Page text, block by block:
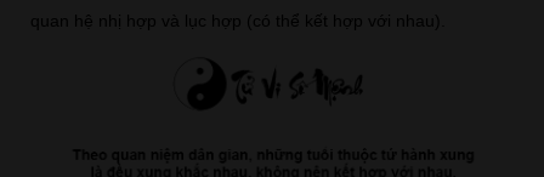
quan hệ nhị hợp và lục hợp (có thể kết hợp với nhau).